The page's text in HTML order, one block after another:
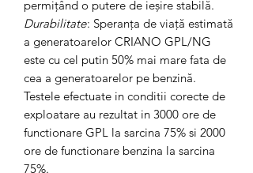
permițând o putere de ieșire stabilă.
Durabilitate: Speranța de viață estimată
a generatoarelor CRIANO GPL/NG
este cu cel putin 50% mai mare fata de
cea a generatoarelor pe benzină.
Testele efectuate in conditii corecte de
exploatare au rezultat in 3000 ore de
functionare GPL la sarcina 75% si 2000
ore de functionare benzina la sarcina
75%.